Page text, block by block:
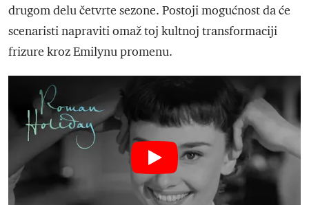
drugom delu četvrte sezone. Postoji mogućnost da će
scenaristi napraviti omaž toj kultnoj transformaciji
frizure kroz Emilynu promenu.